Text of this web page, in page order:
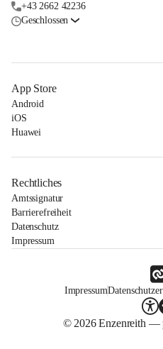
+43 2662 42236
Geschlossen
App Store
Android
iOS
Huawei
Rechtliches
Amtssignatur
Barrierefreiheit
Datenschutz
Impressum
Impressum
© 2026 Enzenreith —